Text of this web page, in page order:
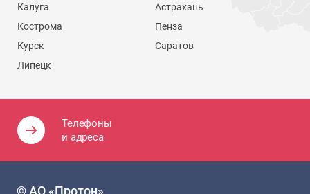
Телефоны
и адреса
Калуга
Кострома
Курск
Липецк
Астрахань
Пенза
Саратов
© АО «Протон»